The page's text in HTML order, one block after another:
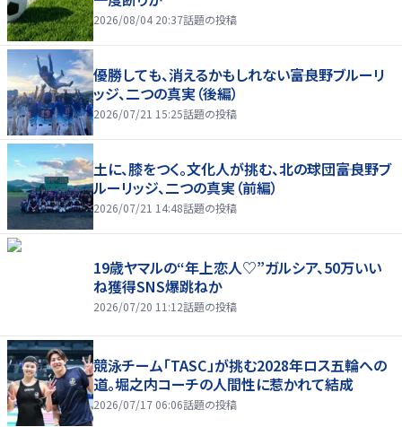
2026/08/04 20:37話題の投稿
優勝しても、消えるかもしれない――富良野ブルーリ
ッジ、二つの真実（後編）
2026/07/21 15:25話題の投稿
土に、膝をつく。文化人が挑む、北の球団――富良野ブ
ルーリッジ、二つの真実（前編）
2026/07/21 14:48話題の投稿
19歳ヤマルの“年上恋人♡”ガルシア、50万いい
ね獲得SNS爆跳ねか
2026/07/20 11:12話題の投稿
競泳チーム「TASC」が挑む2028年ロス五輪への
道。堀之内コーチの人間性に惹かれて結成
2026/07/17 06:06話題の投稿